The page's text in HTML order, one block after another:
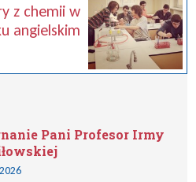
z chemii w
angielskim
Pani Profesor Irmy